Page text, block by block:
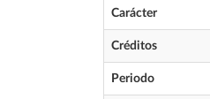
Carácter
Créditos
Periodo